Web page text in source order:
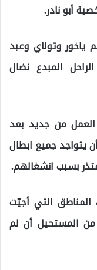
أبو نادر.
ياخور وتولاي وعبد
المبدع نضال
من جديد بعد
يتواجد جميع ابطال
بسبب انشغالهم.
التي أجيّت
المستحيل أن لم